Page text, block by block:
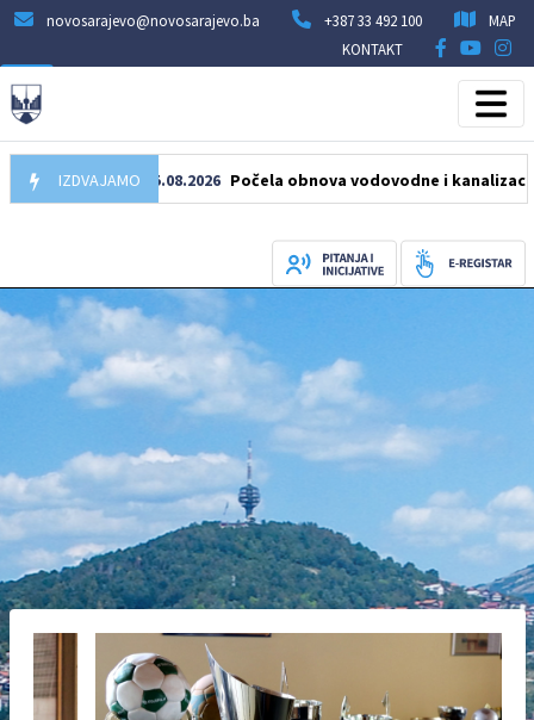
novosarajevo@novosarajevo.ba +387 33 492 100
MAP
KONTAKT
IZDVAJAMO
05.08.2026 Počela obnova vodovodne i kanalizacione